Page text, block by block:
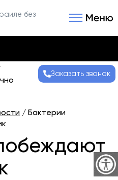
без
Заказать звонок
/ Бактерии